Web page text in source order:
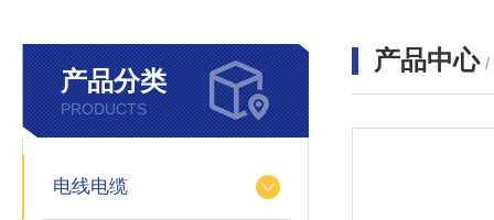
产品分类
PRODUCTS
电线电缆
产品中心 /